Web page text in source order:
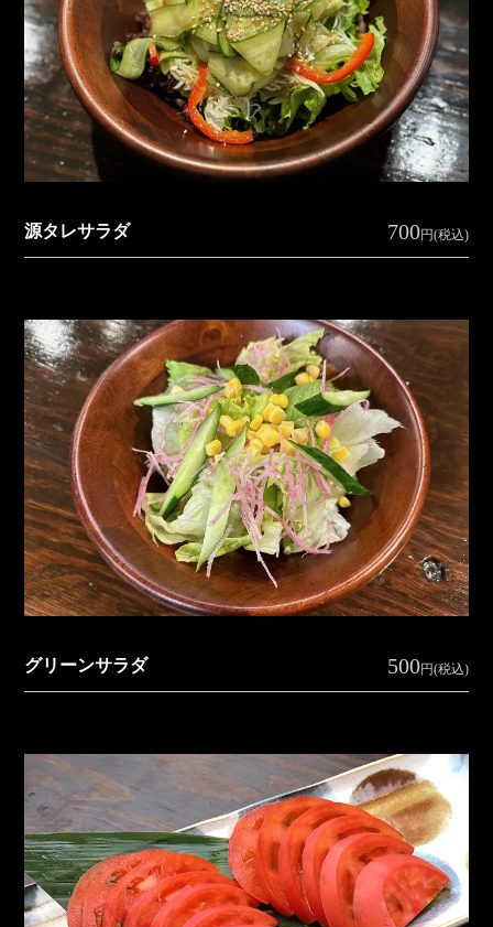
お
知
ら
せ
コ
ラ
ム
デ
ィ
ナ
ー
宴
会
コ
ー
ス
ド
リ
ン
ク
源タレサラダ 700円(税込)
グリーンサラダ 500円(税込)